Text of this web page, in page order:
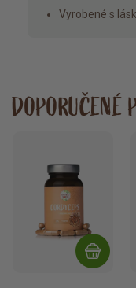
Vyrobené s
DOPORUČENÉ